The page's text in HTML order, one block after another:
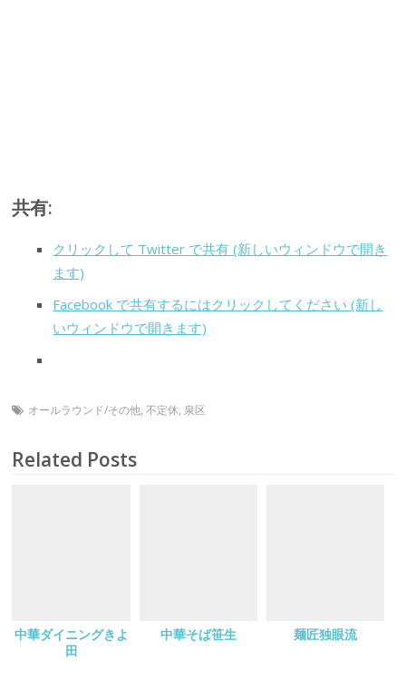
共有:
クリックして Twitter で共有 (新しいウィンドウで開き
ます)
Facebook で共有するにはクリックしてください (新し
いウィンドウで開きます)
オールラウンド/その他,不定休, 泉区
Related Posts
中華ダイニングきよ
田
中華そば笹生 麺匠独眼流